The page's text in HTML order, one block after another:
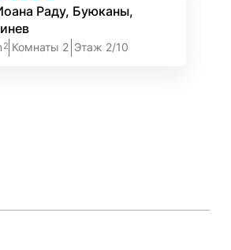
Раду, Буюканы,
2 Комнаты 2 Этаж 2/10